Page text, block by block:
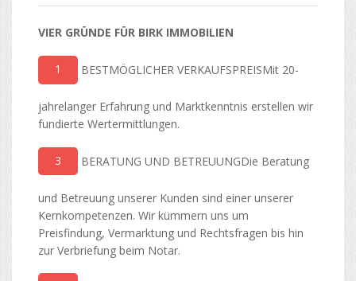
VIER GRÜNDE FÜR BIRK IMMOBILIEN
1 BESTMÖGLICHER VERKAUFSPREISMit 20-
jahrelanger Erfahrung und Marktkenntnis erstellen wir
fundierte Wertermittlungen.
3 BERATUNG UND BETREUUNGDie Beratung
und Betreuung unserer Kunden sind einer unserer
Kernkompetenzen. Wir kümmern uns um
Preisfindung, Vermarktung und Rechtsfragen bis hin
zur Verbriefung beim Notar.